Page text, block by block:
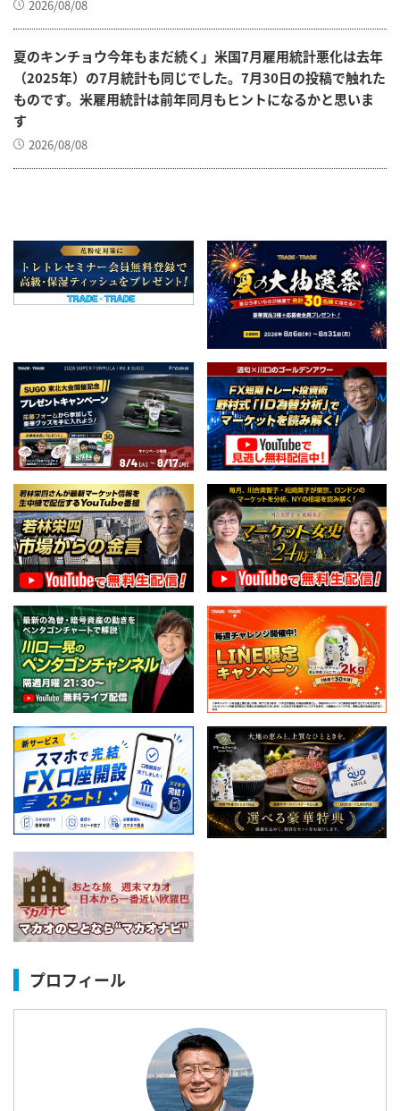
2026/08/08
夏のキンチョウ今年もまだ続く」米国7月雇用統計悪化は去年
（2025年）の7月統計も同じでした。7月30日の投稿で触れた
ものです。米雇用統計は前年同月もヒントになるかと思いま
す
2026/08/08
プロフィール